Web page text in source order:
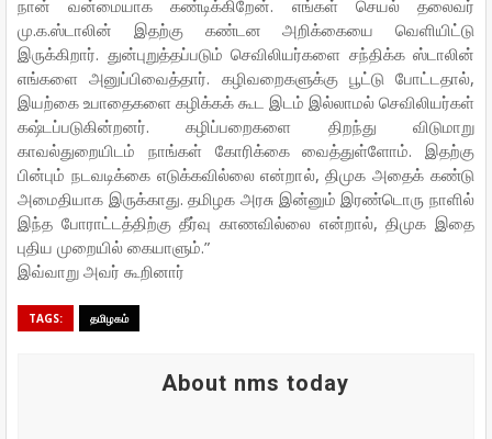
நான் வன்மையாக கண்டிக்கிறேன். எங்கள் செயல் தலைவர்
மு.க.ஸ்டாலின் இதற்கு கண்டன அறிக்கையை வெளியிட்டு
இருக்கிறார். துன்புறுத்தப்படும் செவிலியர்களை சந்திக்க ஸ்டாலின்
எங்களை அனுப்பிவைத்தார். கழிவறைகளுக்கு பூட்டு போட்டதால்,
இயற்கை உபாதைகளை கழிக்கக் கூட இடம் இல்லாமல் செவிலியர்கள்
கஷ்டப்படுகின்றனர். கழிப்பறைகளை திறந்து விடுமாறு
காவல்துறையிடம் நாங்கள் கோரிக்கை வைத்துள்ளோம். இதற்கு
பின்பும் நடவடிக்கை எடுக்கவில்லை என்றால், திமுக அதைக் கண்டு
அமைதியாக இருக்காது. தமிழக அரசு இன்னும் இரண்டொரு நாளில்
இந்த போராட்டத்திற்கு தீர்வு காணவில்லை என்றால், திமுக இதை
புதிய முறையில் கையாளும்.”
இவ்வாறு அவர் கூறினார்
TAGS: தமிழகம்
About nms today